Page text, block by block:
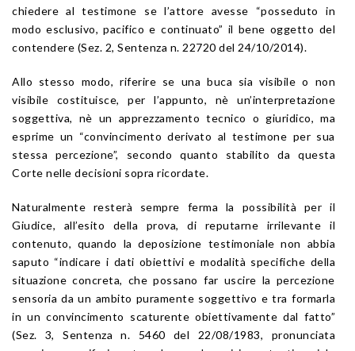
chiedere al testimone se l’attore avesse “posseduto in
modo esclusivo, pacifico e continuato” il bene oggetto del
contendere (Sez. 2, Sentenza n. 22720 del 24/10/2014).
Allo stesso modo, riferire se una buca sia visibile o non
visibile costituisce, per l’appunto, nè un’interpretazione
soggettiva, nè un apprezzamento tecnico o giuridico, ma
esprime un “convincimento derivato al testimone per sua
stessa percezione”, secondo quanto stabilito da questa
Corte nelle decisioni sopra ricordate.
Naturalmente resterà sempre ferma la possibilità per il
Giudice, all’esito della prova, di reputarne irrilevante il
contenuto, quando la deposizione testimoniale non abbia
saputo “indicare i dati obiettivi e modalità specifiche della
situazione concreta, che possano far uscire la percezione
sensoria da un ambito puramente soggettivo e tra formarla
in un convincimento scaturente obiettivamente dal fatto”
(Sez. 3, Sentenza n. 5460 del 22/08/1983, pronunciata